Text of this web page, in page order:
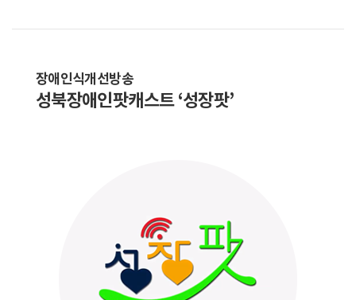
장애인식개선방송
성북장애인팟캐스트 ‘성장팟’